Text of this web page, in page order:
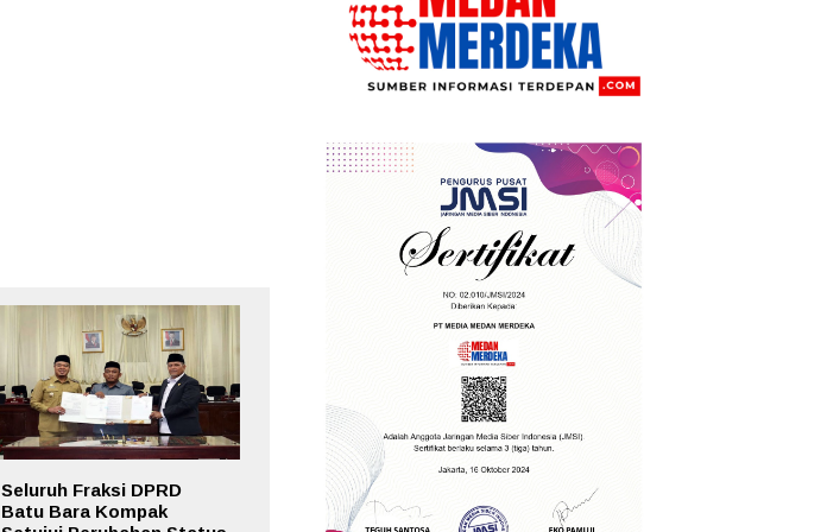
Seluruh Fraksi DPRD
Batu Bara Kompak